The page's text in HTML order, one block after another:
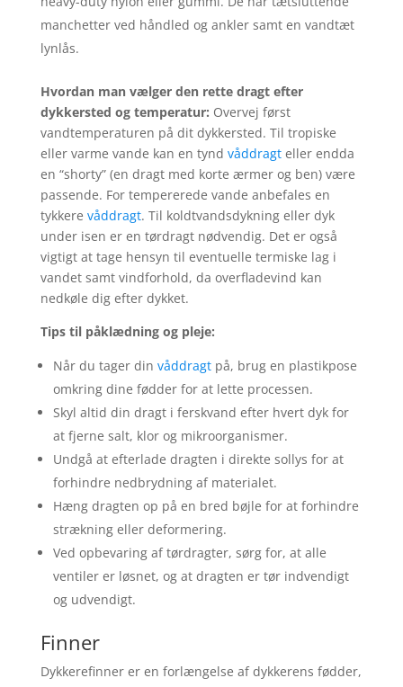
manchetter ved håndled og ankler samt en vandtæt
lynlås.
Hvordan man vælger den rette dragt efter
dykkersted og temperatur: Overvej først
vandtemperaturen på dit dykkersted. Til tropiske
eller varme vande kan en tynd våddragteller endda
en “shorty” (en dragt med korte ærmer og ben) være
passende. For tempererede vande anbefales en
tykkere våddragt. Til koldtvandsdykning eller dyk
under isen er en tørdragt nødvendig. Det er også
vigtigt at tage hensyn til eventuelle termiske lag i
vandet samt vindforhold, da overfladevind kan
nedkøle dig efter dykket.
Tips til påklædning og pleje:
Når du tager din våddragtpå, brug en plastikpose
omkring dine fødder for at lette processen.
Skyl altid din dragt i ferskvand efter hvert dyk for
at fjerne salt, klor og mikroorganismer.
Undgå at efterlade dragten i direkte sollys for at
forhindre nedbrydning af materialet.
Hæng dragten op på en bred bøjle for at forhindre
strækning eller deformering.
Ved opbevaring af tørdragter, sørg for, at alle
ventiler er løsnet, og at dragten er tør indvendigt
og udvendigt.
Finner
Dykkerefinner er en forlængelse af dykkerens fødder,